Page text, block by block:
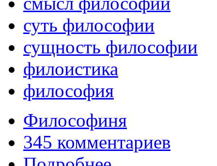
суть философии
сущность философии
филоистика
философия
Философиня
345 комментариев